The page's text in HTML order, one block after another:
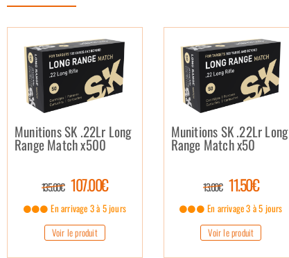
Munitions SK .22Lr Long
Range Match x500
135.00€ 107.00€
En arrivage 3 à 5 jours
Voir le produit
Munitions SK .22Lr Long
Range Match x50
13.00€ 11.50€
En arrivage 3 à 5 jours
Voir le produit